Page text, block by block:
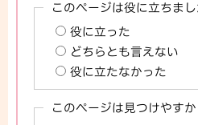
このページは役に立ちまし
役に立った
どちらとも言えない
役に立たなかった
このページは見つけやす